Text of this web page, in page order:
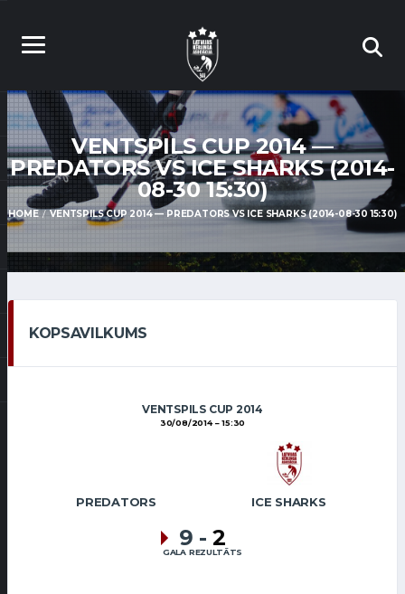
VENTSPILS CUP 2014 —
PREDATORS VS ICE SHARKS (2014-
08-30 15:30)
HOME VENTSPILS CUP 2014 — PREDATORS VS ICE SHARKS (2014-08-30 15:30)
KOPSAVILKUMS
VENTSPILS CUP 2014
30/08/2014 15:30
PREDATORS ICE SHARKS
9 - 2
GALA REZULTĀTS